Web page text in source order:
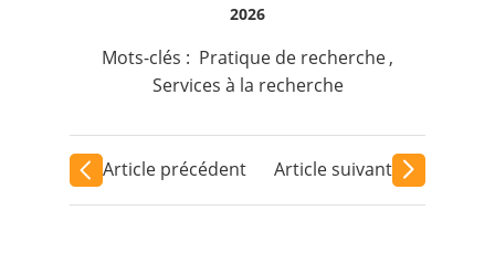
2026
Mots-clés : Pratique de recherche ,
Services à la recherche
Article précédent Article suivant